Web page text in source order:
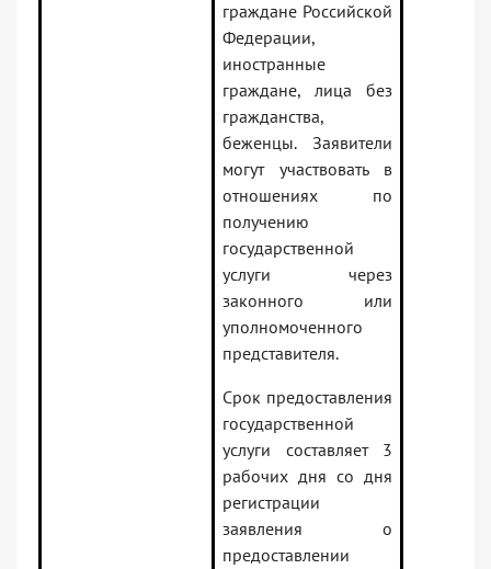
граждане Российской
Федерации,
иностранные
граждане, лица без
гражданства,
беженцы. Заявители
могут участвовать в
отношениях по
получению
государственной
услуги через
законного или
уполномоченного
представителя.
Срок предоставления
государственной
услуги составляет 3
рабочих дня со дня
регистрации
заявления о
предоставлении